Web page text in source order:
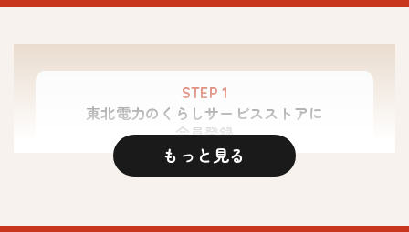
もっと見る
STEP 1
東北電力の くらしサービスストアに
会員登録